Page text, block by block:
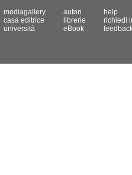
mediagallery
casa editrice
università
autori
librerie
eBook
help
richiedi